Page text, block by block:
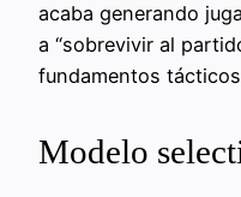
acaba generando
a “sobrevivir al
fundamentos
Modelo